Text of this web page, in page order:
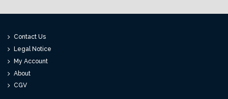
Contact Us
Legal Notice
My Account
About
CGV